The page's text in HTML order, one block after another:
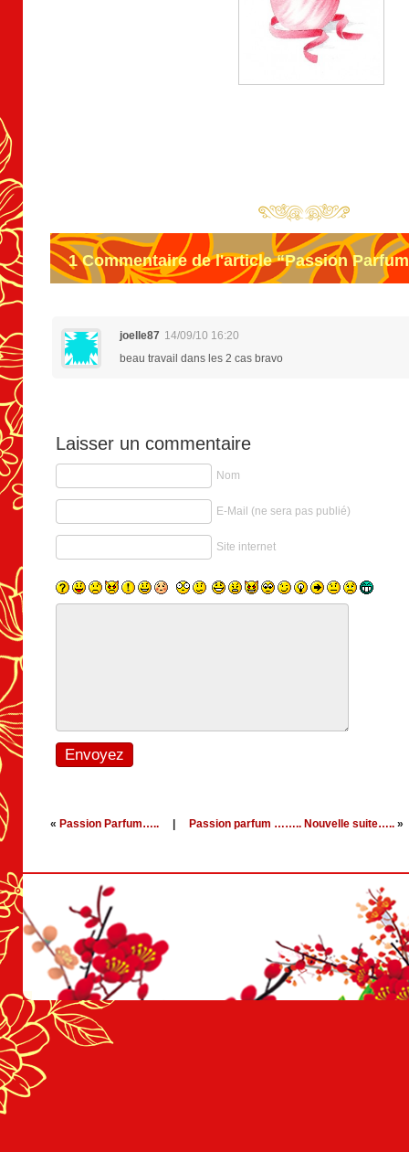
1Commentaire de l'article “Passion
joelle87 14/09/10 16:20
beau travail dans les 2 cas bravo
Laisser un commentaire
Nom
E-Mail (ne sera pas publié)
Site internet
« Passion Parfum….. Passion parfum …….. Nouvelle suite….. »